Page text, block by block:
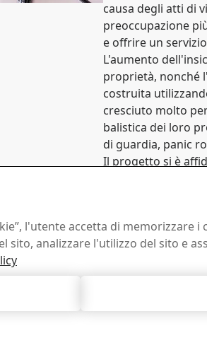
causa degli atti di
preoccupazione
e offrire un
L'aumento
proprietà, nonché
costruita
cresciuto molto
balistica dei loro
di guardia, panic
Il progetto si è
sedi
prossimi cinque
una soluzione
clienti, tra cui
partire da 450 R$
l'utente accetta di memorizzare i
sito, analizzare l'utilizzo del sito e